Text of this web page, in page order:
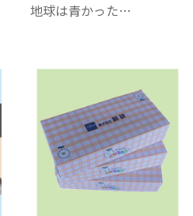
地球は青かった…